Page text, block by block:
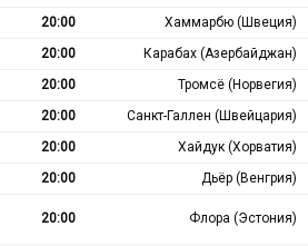
20:00
Хаммарбю (Швеция)
20:00
Карабах (Азербайджан)
20:00
Тромсё (Норвегия)
20:00
Санкт-Галлен (Швейцария)
20:00
Хайдук (Хорватия)
20:00
Дьёр (Венгрия)
20:00 Флора (Эстония)